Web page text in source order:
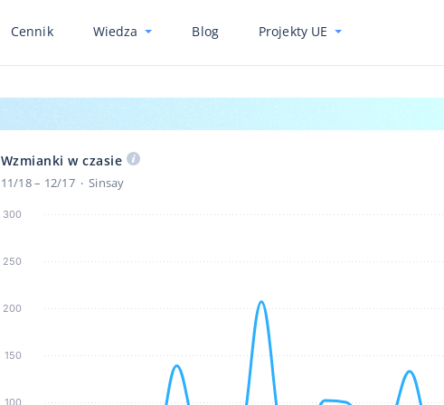
Cennik Wiedza Blog Projekty UE
Wzmianki w czasie
11/18 – 12/17 Sinsay
100
150
200
250
300